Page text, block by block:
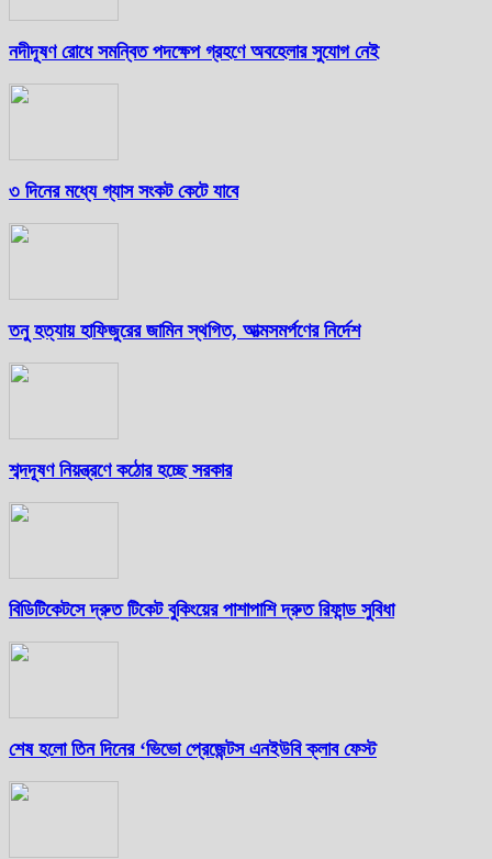
নদীদূষণ রোধে সমন্বিত পদক্ষেপ গ্রহণে অবহেলার সুযোগ নেই
৩ দিনের মধ্যে গ্যাস সংকট কেটে যাবে
তনু হত্যায় হাফিজুরের জামিন স্থগিত, আত্মসমর্পণের নির্দেশ
শব্দদূষণ নিয়ন্ত্রণে কঠোর হচ্ছে সরকার
বিডিটিকেটসে দ্রুত টিকেট বুকিংয়ের পাশাপাশি দ্রুত রিফান্ড সুবিধা
শেষ হলো তিন দিনের ‘ভিভো প্রেজেন্টস এনইউবি ক্লাব ফেস্ট